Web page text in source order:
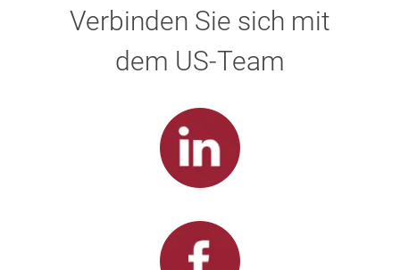
Verbinden Sie sich mit
dem US-Team